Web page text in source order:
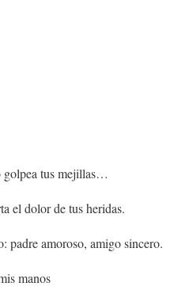
golpea tus mejillas…
el dolor de tus heridas.
padre amoroso, amigo sincero.
manos